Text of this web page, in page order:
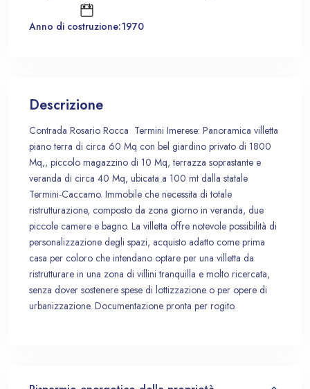
Anno di costruzione:1970
Descrizione
Contrada Rosario Rocca Termini Imerese: Panoramica villetta
piano terra di circa 60 Mq con bel giardino privato di 1800
Mq,, piccolo magazzino di 10 Mq, terrazza soprastante e
veranda di circa 40 Mq, ubicata a 100 mt dalla statale
Termini-Caccamo. Immobile che necessita di totale
ristrutturazione, composto da zona giorno in veranda, due
piccole camere e bagno. La villetta offre notevole possibilità di
personalizzazione degli spazi, acquisto adatto come prima
casa per coloro che intendano optare per una villetta da
ristrutturare in una zona di villini tranquilla e molto ricercata,
senza dover sostenere spese di lottizzazione o per opere di
urbanizzazione. Documentazione pronta per rogito.